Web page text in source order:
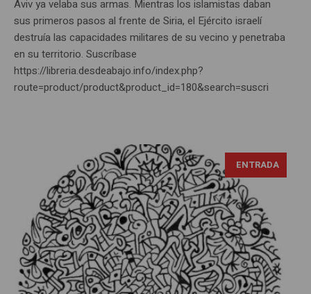
Aviv ya velaba sus armas. Mientras los islamistas daban
sus primeros pasos al frente de Siria, el Ejército israelí
destruía las capacidades militares de su vecino y penetraba
en su territorio. Suscríbase
https://libreria.desdeabajo.info/index.php?
route=product/product&product_id=180&search=suscri
ENTRADA